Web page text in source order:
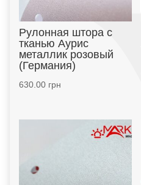
Рулонная штора с
тканью Аурис
металлик розовый
(Германия)
630.00грн